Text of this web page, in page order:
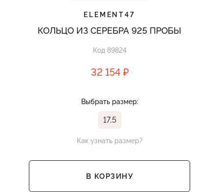
ELEMENT47
КОЛЬЦО ИЗ СЕРЕБРА 925 ПРОБЫ
Код 89824
32 154 ₽
Выбрать размер:
17,5
Как узнать размер?
В КОРЗИНУ